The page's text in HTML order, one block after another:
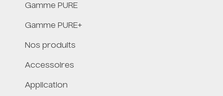
Gamme PURE
Gamme PURE+
Nos produits
Accessoires
Application